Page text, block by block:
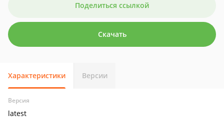
Поделиться ссылкой
Скачать
Характеристики Версии
Версия
latest